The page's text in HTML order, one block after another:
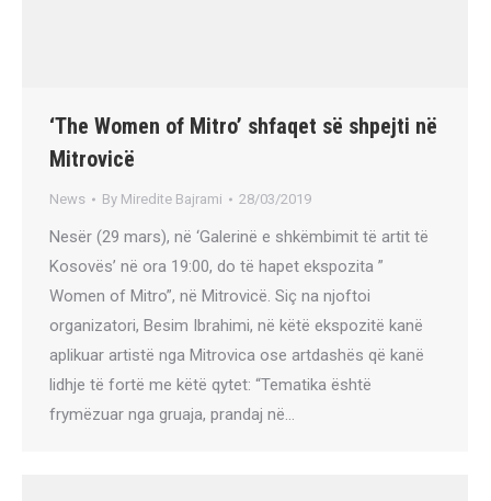
‘The Women of Mitro’ shfaqet së shpejti në
Mitrovicë
News By Miredite Bajrami 28/03/2019
Nesër (29 mars), në ‘Galerinë e shkëmbimit të artit të
Kosovës’ në ora 19:00, do të hapet ekspozita ”
Women of Mitro”, në Mitrovicë. Siç na njoftoi
organizatori, Besim Ibrahimi, në këtë ekspozitë kanë
aplikuar artistë nga Mitrovica ose artdashës që kanë
lidhje të fortë me këtë qytet: “Tematika është
frymëzuar nga gruaja, prandaj në…